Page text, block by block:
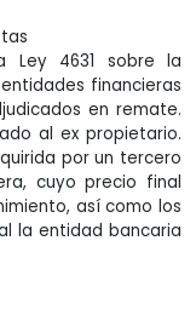
Ley 4631 sobre la
financieras
en remate.
al ex propietario.
por un tercero
cuyo precio final
así como los
la entidad bancaria